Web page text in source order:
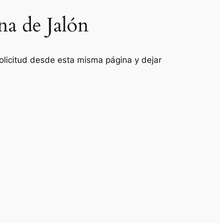
de Jalón
desde esta misma página y dejar